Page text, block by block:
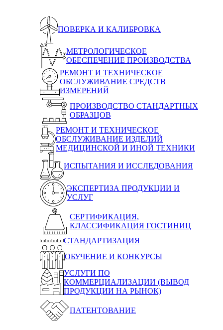
ПОВЕРКА И КАЛИБРОВКА
МЕТРОЛОГИЧЕСКОЕ
ОБЕСПЕЧЕНИЕ ПРОИЗВОДСТВА
РЕМОНТ И ТЕХНИЧЕСКОЕ
ОБСЛУЖИВАНИЕ СРЕДСТВ
ИЗМЕРЕНИЙ
ПРОИЗВОДСТВО СТАНДАРТНЫХ
ОБРАЗЦОВ
РЕМОНТ И ТЕХНИЧЕСКОЕ
ОБСЛУЖИВАНИЕ ИЗДЕЛИЙ
МЕДИЦИНСКОЙ И ИНОЙ ТЕХНИКИ
ИСПЫТАНИЯ И ИССЛЕДОВАНИЯ
ЭКСПЕРТИЗА ПРОДУКЦИИ И
УСЛУГ
СЕРТИФИКАЦИЯ,
КЛАССИФИКАЦИЯ ГОСТИНИЦ
СТАНДАРТИЗАЦИЯ
ОБУЧЕНИЕ И КОНКУРСЫ
УСЛУГИ ПО
КОММЕРЦИАЛИЗАЦИИ (ВЫВОД
ПРОДУКЦИИ НА РЫНОК)
ПАТЕНТОВАНИЕ